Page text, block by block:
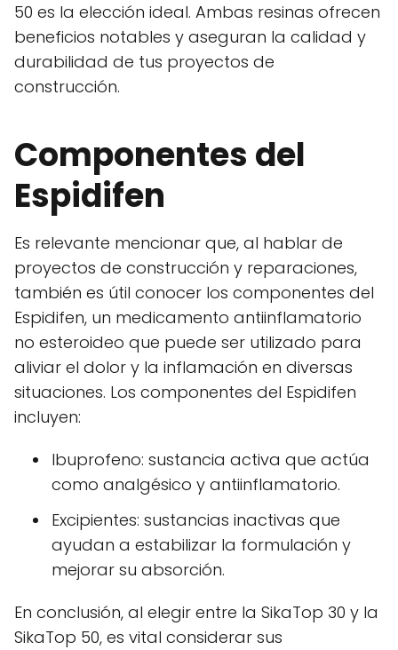
50 es la elección ideal. Ambas resinas ofrecen
beneficios notables y aseguran la calidad y
durabilidad de tus proyectos de
construcción.
Componentes del
Espidifen
Es relevante mencionar que, al hablar de
proyectos de construcción y reparaciones,
también es útil conocer los componentes del
Espidifen, un medicamento antiinflamatorio
no esteroideo que puede ser utilizado para
aliviar el dolor y la inflamación en diversas
situaciones. Los componentes del Espidifen
incluyen:
Ibuprofeno: sustancia activa que actúa
como analgésico y antiinflamatorio.
Excipientes: sustancias inactivas que
ayudan a estabilizar la formulación y
mejorar su absorción.
En conclusión, al elegir entre la SikaTop 30 y la
SikaTop 50, es vital considerar sus